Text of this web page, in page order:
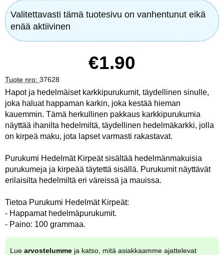
Valitettavasti tämä tuotesivu on vanhentunut eikä
enää aktiivinen
hinta
€1.90
Tuote nro: 37628
Hapot ja hedelmäiset karkkipurukumit, täydellinen sinulle,
joka haluat happaman karkin, joka kestää hieman
kauemmin. Tämä herkullinen pakkaus karkkipurukumia
näyttää ihanilta hedelmiltä, täydellinen hedelmäkarkki, jolla
on kirpeä maku, jota lapset varmasti rakastavat.
Purukumi Hedelmät Kirpeät sisältää hedelmänmakuisia
purukumeja ja kirpeää täytettä sisällä. Purukumit näyttävät
erilaisilta hedelmiltä eri väreissä ja mauissa.
Tietoa Purukumi Hedelmät Kirpeät:
- Happamat hedelmäpurukumit.
- Paino: 100 grammaa.
Lue arvostelumme ja katso, mitä asiakkaamme ajattelevat